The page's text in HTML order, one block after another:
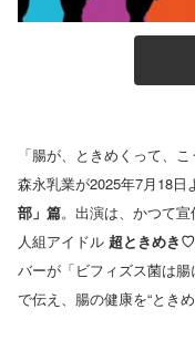
「腸が、ときめくって、こ
森永乳業が2025年7月18日
部」篇。出演は、かつて宣
人組アイドル 超ときめき
バーが「ビフィズス菌は
で伝え、腸の健康を“とき